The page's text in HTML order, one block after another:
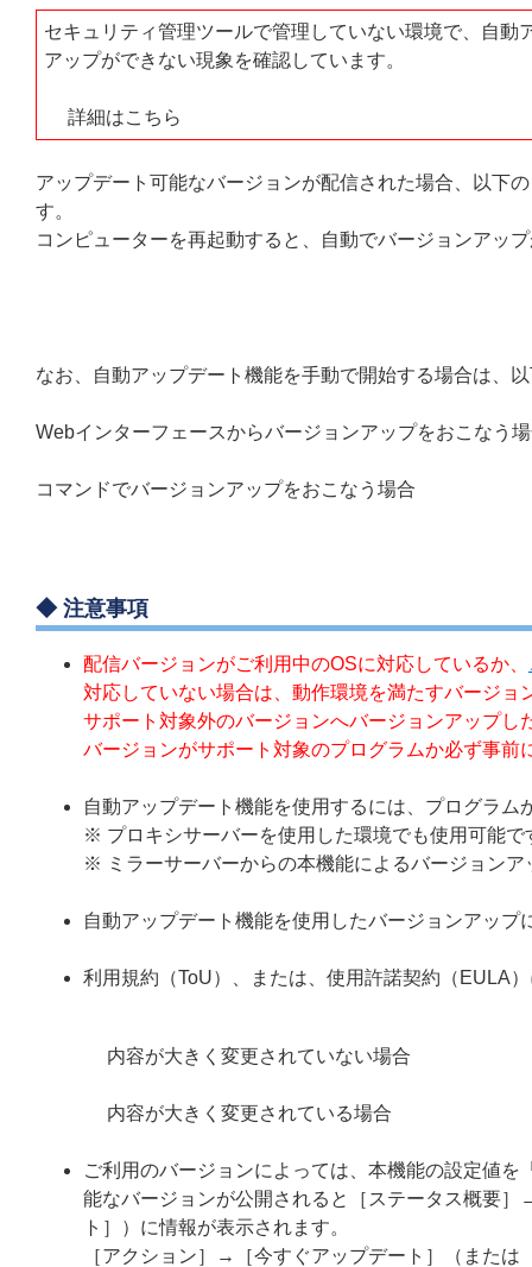
セキュリティ管理ツールで管理していない環境で、自
アップができない現象を確認しています。
詳細はこちら
アップデート可能なバージョンが配信された場合、以下
す。
コンピューターを再起動すると、自動でバージョンアッ
なお、自動アップデート機能を手動で開始する場合は、
Webインターフェースからバージョンアップをおこなう
コマンドでバージョンアップをおこなう場合
◆ 注意事項
配信バージョンがご利用中のOSに対応しているか、
対応していない場合は、動作環境を満たすバージ
サポート対象外のバージョンへバージョンアップ
バージョンがサポート対象のプログラムか必ず事前
自動アップデート機能を使用するには、プログラ
※ プロキシサーバーを使用した環境でも使用可能で
※ ミラーサーバーからの本機能によるバージョンア
自動アップデート機能を使用したバージョンアッ
利用規約（ToU）、または、使用許諾契約（EULA
内容が大きく変更されていない場合
内容が大きく変更されている場合
ご利用のバージョンによっては、本機能の設定値
能なバージョンが公開されると［ステータス概要
ト］）に情報が表示されます。
［アクション］→［今すぐアップデート］（また